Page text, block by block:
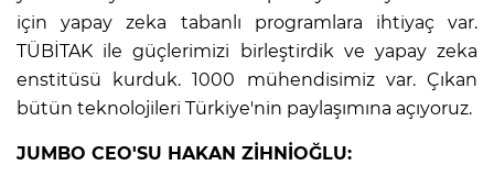
için yapay zeka tabanlı programlara ihtiyaç var.
TÜBİTAK ile güçlerimizi birleştirdik ve yapay zeka
enstitüsü kurduk. 1000 mühendisimiz var. Çıkan
bütün teknolojileri Türkiye'nin paylaşımına açıyoruz.
JUMBO CEO'SU HAKAN ZİHNİOĞLU: